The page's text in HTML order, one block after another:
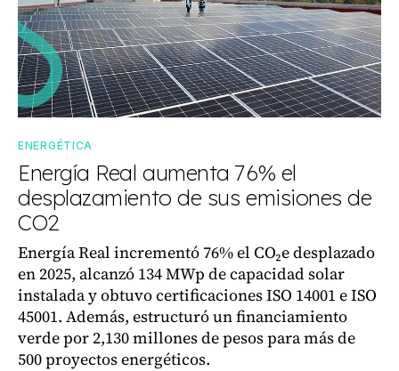
ENERGÉTICA
Energía Real aumenta 76% el
desplazamiento de sus emisiones de
CO2
Energía Real incrementó 76% el CO₂e desplazado
en 2025, alcanzó 134 MWp de capacidad solar
instalada y obtuvo certificaciones ISO 14001 e ISO
45001. Además, estructuró un financiamiento
verde por 2,130 millones de pesos para más de
500 proyectos energéticos.